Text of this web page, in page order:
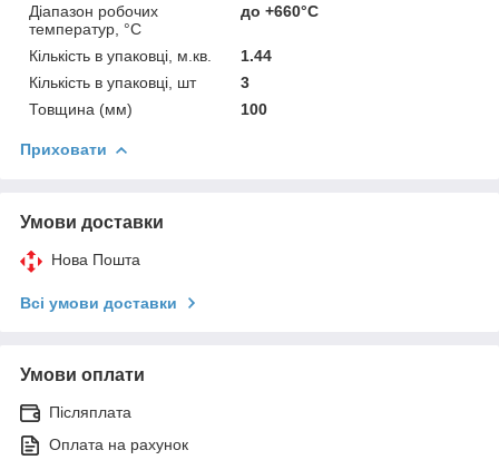
Діапазон робочих
температур, °C
до +660°С
Кількість в упаковці, м.кв.
1.44
Кількість в упаковці, шт
3
Товщина (мм)
100
Приховати
Умови доставки
Нова Пошта
Всі умови доставки
Умови оплати
Післяплата
Оплата на рахунок